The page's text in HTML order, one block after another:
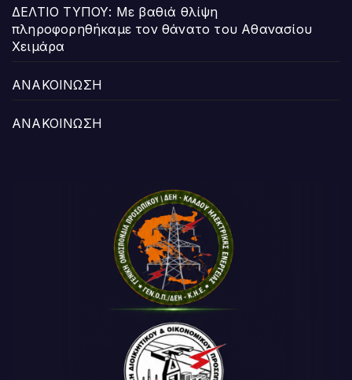
ΔΕΛΤΙΟ ΤΥΠΟΥ: Με βαθιά θλίψη
πληροφορηθήκαμε τον θάνατο του Αθανασίου
Χειμάρα
ΑΝΑΚΟΙΝΩΣΗ
ΑΝΑΚΟΙΝΩΣΗ